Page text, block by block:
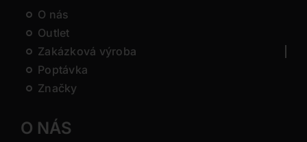
O nás
Outlet
Zakázková výroba
Poptávka
Značky
O NÁS